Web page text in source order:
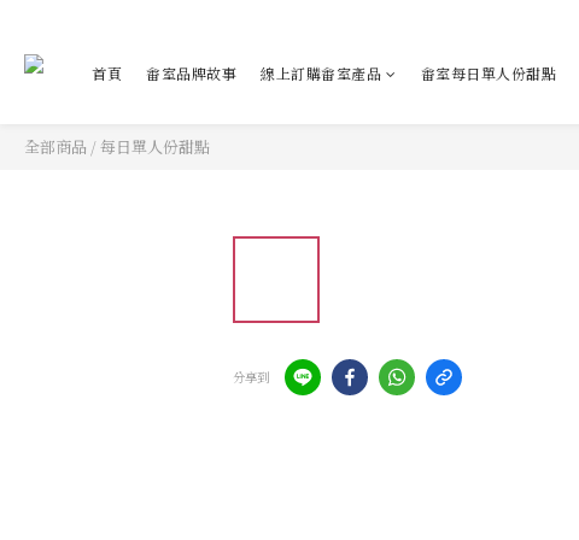
首頁 畬室品牌故事 線上訂購畬室產品 畬室每日單人份甜點
全部商品 /每日單人份甜點
分享到